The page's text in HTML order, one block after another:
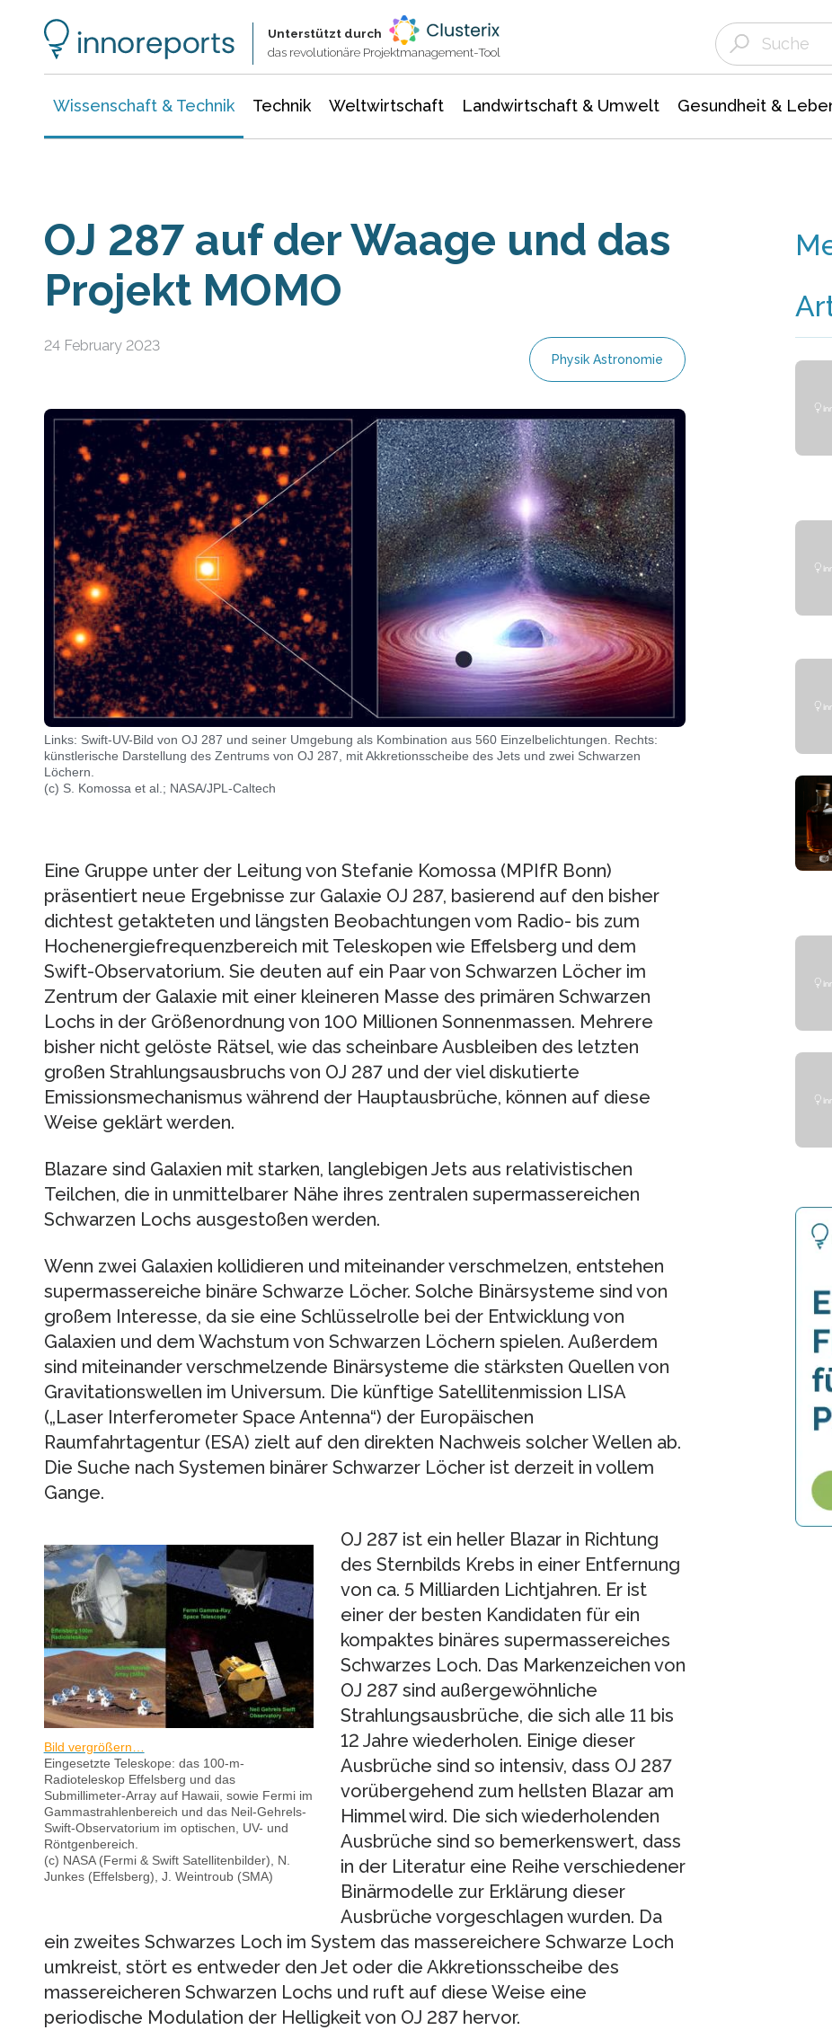
Unterstützt durch
das revolutionäre Projektmanagement-Tool
Wissenschaft & Technik Technik Weltwirtschaft Landwirtschaft & Umwelt Gesundheit &
OJ 287 auf der Waage und das
Projekt MOMO
24 February 2023
Physik Astronomie
Links: Swift-UV-Bild von OJ 287 und seiner Umgebung als Kombination aus 560 Einzelbelichtungen. Rechts:
künstlerische Darstellung des Zentrums von OJ 287, mit Akkretionsscheibe des Jets und zwei Schwarzen
Löchern.
(c) S. Komossa et al.; NASA/JPL-Caltech
Eine Gruppe unter der Leitung von Stefanie Komossa (MPIfR Bonn)
präsentiert neue Ergebnisse zur Galaxie OJ 287, basierend auf den bisher
dichtest getakteten und längsten Beobachtungen vom Radio- bis zum
Hochenergiefrequenzbereich mit Teleskopen wie Effelsberg und dem
Swift-Observatorium. Sie deuten auf ein Paar von Schwarzen Löcher im
Zentrum der Galaxie mit einer kleineren Masse des primären Schwarzen
Lochs in der Größenordnung von 100 Millionen Sonnenmassen. Mehrere
bisher nicht gelöste Rätsel, wie das scheinbare Ausbleiben des letzten
großen Strahlungsausbruchs von OJ 287 und der viel diskutierte
Emissionsmechanismus während der Hauptausbrüche, können auf diese
Weise geklärt werden.
Blazare sind Galaxien mit starken, langlebigen Jets aus relativistischen
Teilchen, die in unmittelbarer Nähe ihres zentralen supermassereichen
Schwarzen Lochs ausgestoßen werden.
Wenn zwei Galaxien kollidieren und miteinander verschmelzen, entstehen
supermassereiche binäre Schwarze Löcher. Solche Binärsysteme sind von
großem Interesse, da sie eine Schlüsselrolle bei der Entwicklung von
Galaxien und dem Wachstum von Schwarzen Löchern spielen. Außerdem
sind miteinander verschmelzende Binärsysteme die stärksten Quellen von
Gravitationswellen im Universum. Die künftige Satellitenmission LISA
(„Laser Interferometer Space Antenna“) der Europäischen
Raumfahrtagentur (ESA) zielt auf den direkten Nachweis solcher Wellen ab.
Die Suche nach Systemen binärer Schwarzer Löcher ist derzeit in vollem
Gange.
Bild vergrößern…
Eingesetzte Teleskope: das 100-m-
Radioteleskop Effelsberg und das
Submillimeter-Array auf Hawaii, sowie Fermi im
Gammastrahlenbereich und das Neil-Gehrels-
Swift-Observatorium im optischen, UV- und
Röntgenbereich.
(c) NASA (Fermi & Swift Satellitenbilder), N.
Junkes (Effelsberg), J. Weintroub (SMA)
OJ 287 ist ein heller Blazar in Richtung
des Sternbilds Krebs in einer Entfernung
von ca. 5 Milliarden Lichtjahren. Er ist
einer der besten Kandidaten für ein
kompaktes binäres supermassereiches
Schwarzes Loch. Das Markenzeichen von
OJ 287 sind außergewöhnliche
Strahlungsausbrüche, die sich alle 11 bis
12 Jahre wiederholen. Einige dieser
Ausbrüche sind so intensiv, dass OJ 287
vorübergehend zum hellsten Blazar am
Himmel wird. Die sich wiederholenden
Ausbrüche sind so bemerkenswert, dass
in der Literatur eine Reihe verschiedener
Binärmodelle zur Erklärung dieser
Ausbrüche vorgeschlagen wurden. Da
ein zweites Schwarzes Loch im System das massereichere Schwarze Loch
umkreist, stört es entweder den Jet oder die Akkretionsscheibe des
massereicheren Schwarzen Lochs und ruft auf diese Weise eine
periodische Modulation der Helligkeit von OJ 287 hervor.